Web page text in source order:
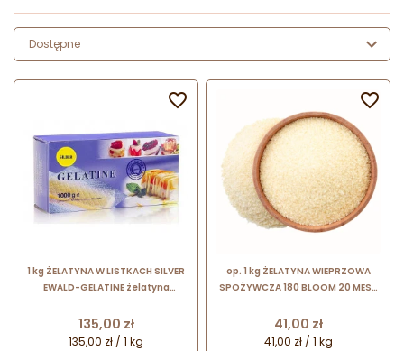
Dostępne
1 kg ŻELATYNA W LISTKACH SILVER
EWALD-GELATINE żelatyna
Cena
135,00 zł
135,00 zł / 1 kg

op. 1 kg ŻELATYNA WIEPRZOWA
SPOŻYWCZA 180 BLOOM 20 MESH
Cena
41,00 zł
41,00 zł / 1 kg
